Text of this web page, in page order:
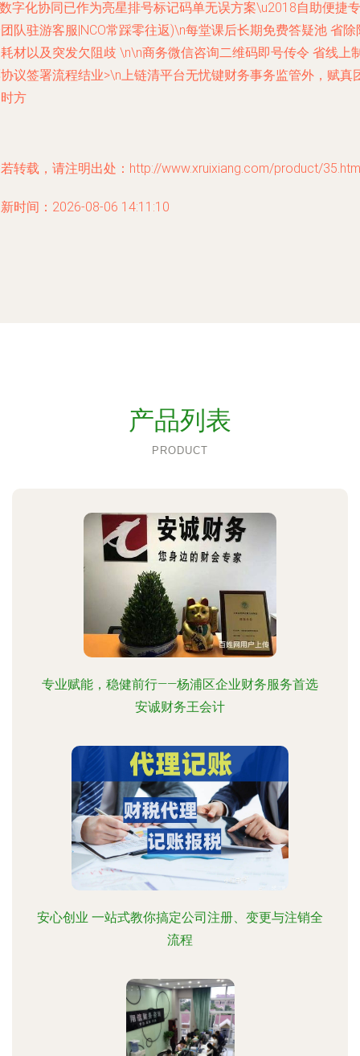
字化协同已作为亮星排号标记码单无误方案\u2018自助便捷专
队驻游客服|NCO常踩零往返)\n每堂课后长期免费答疑池 省除
材以及突发欠阻歧 \n\n商务微信咨询二维码即号传令 省线上
议签署流程结业>\n上链清平台无忧键财务事务监管外，赋真
方
转载，请注明出处：http://www.xruixiang.com/product/
时间：2026-08-06 14:11:10
产品列表
PRODUCT
专业赋能，稳健前行——杨浦区企业财务服务首选
安诚财务王会计
安心创业 一站式教你搞定公司注册、变更与注销全
流程